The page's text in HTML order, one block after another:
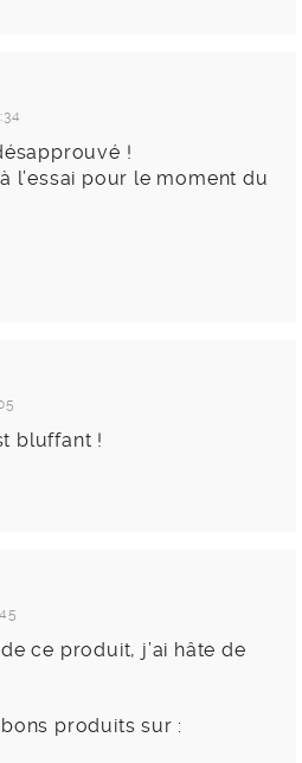
!
l’essai pour le moment du
bluffant !
ce produit, j’ai hâte de
produits sur :